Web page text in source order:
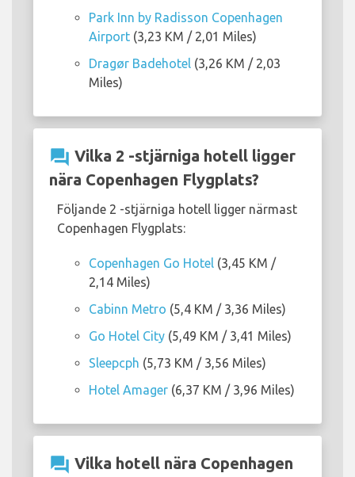
Park Inn by Radisson Copenhagen
Airport (3,23 KM / 2,01 Miles)
Dragør Badehotel (3,26 KM / 2,03
Miles)
question_answer Vilka 2 -stjärniga hotell ligger
nära Copenhagen Flygplats?
Följande 2 -stjärniga hotell ligger närmast
Copenhagen Flygplats:
Copenhagen Go Hotel (3,45 KM /
2,14 Miles)
Cabinn Metro (5,4 KM / 3,36 Miles)
Go Hotel City (5,49 KM / 3,41 Miles)
Sleepcph (5,73 KM / 3,56 Miles)
Hotel Amager (6,37 KM / 3,96 Miles)
question_answer Vilka hotell nära Copenhagen